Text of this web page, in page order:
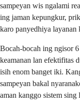
sampeyan wis ngalami
ing jaman kepungkur,
karo panyedhiya layanan
Bocah-bocah ing ngisor 6
keamanan lan efektifitas
isih enom banget iki.
sampeyan bakal
aman kanggo sistem sing